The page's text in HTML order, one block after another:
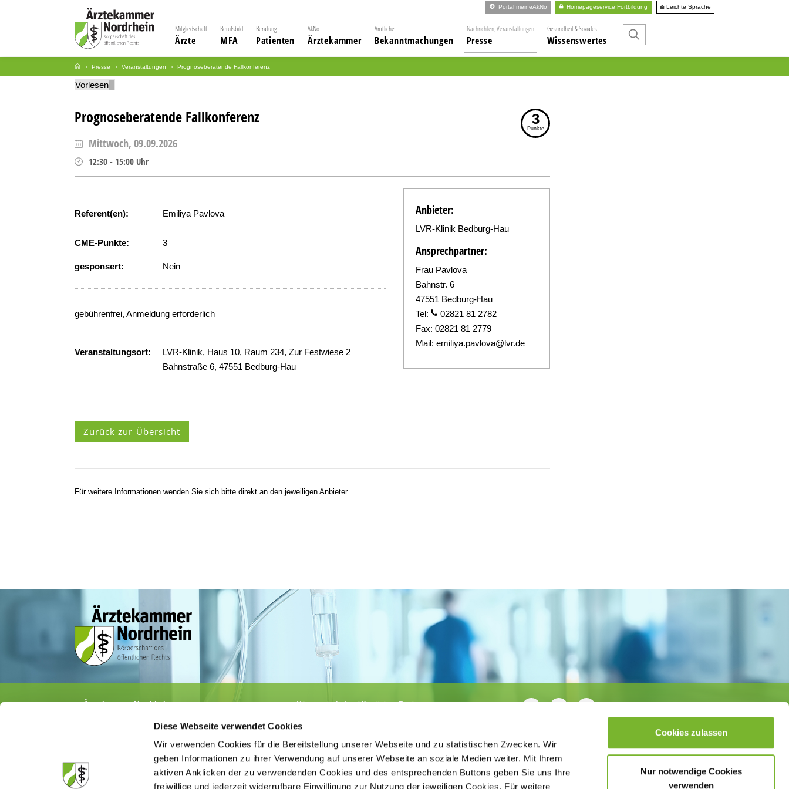
Diese Webseite verwendet Cookies
Wir verwenden Cookies für die Bereitstellung unserer Webseite und zu statistischen Zwecken. Wir
geben Informationen zu ihrer Verwendung auf unserer Webseite an soziale Medien weiter. Mit Ihrem
aktiven Anklicken der zu verwendenden Cookies und des entsprechenden Buttons geben Sie uns Ihre
freiwillige und jederzeit widerrufbare Einwilligung zur Nutzung der jeweiligen Cookies. Für weitere
Cookies zulassen
Nur notwendige Cookies
verwenden
Portal meineÄkNo Homepageservice Fortbildung Leichte Sprache
Mitgliedschaft
Ärzte
Berufsbild
MFA
Beratung
Patienten
ÄkNo
Ärztekammer
Amtliche
Bekanntmachungen
Nachrichten, Veranstaltungen
Presse
Gesundheit & Soziales
Wissenswertes
Presse Veranstaltungen Prognoseberatende Fallkonferenz
Vorlesen
Prognoseberatende Fallkonferenz 3
Punkte
Mittwoch, 09.09.2026
12:30 - 15:00 Uhr
Referent(en): Emiliya Pavlova
CME-Punkte: 3
gesponsert: Nein
gebührenfrei, Anmeldung erforderlich
Veranstaltungsort:
LVR-Klinik, Haus 10, Raum 234, Zur Festwiese 2
Bahnstraße 6, 47551 Bedburg-Hau
Anbieter:
LVR-Klinik Bedburg-Hau
Ansprechpartner:
Frau Pavlova
Bahnstr. 6
47551 Bedburg-Hau
Tel:
02821 81 2782
Fax: 02821 81 2779
Mail: emiliya.pavlova@lvr.de
Zurück zur Übersicht
Für weitere Informationen wenden Sie sich bitte direkt an den jeweiligen Anbieter.
Ärztekammer Nordrhein
· Fax 0211 / 4302 2009
aerztekammer@aekno.de
Körperschaft des öffentlichen Rechts